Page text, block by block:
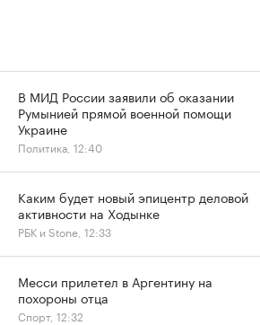
В МИД России заявили об оказании
Румынией прямой военной помощи
Украине
Политика, 12:40
Каким будет новый эпицентр деловой
активности на Ходынке
РБК и Stone, 12:33
Месси прилетел в Аргентину на
похороны отца
Спорт, 12:32